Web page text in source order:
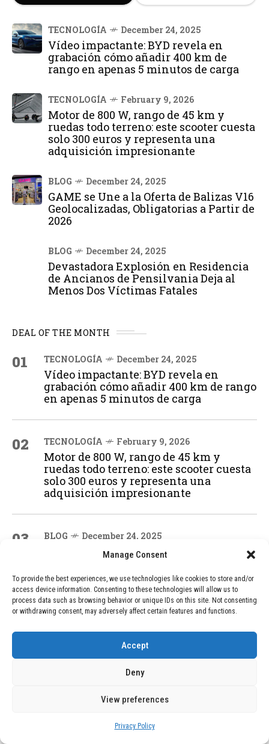
Manage Consent
To provide the best experiences, we use technologies like cookies to store and/or
access device information. Consenting to these technologies will allow us to
process data such as browsing behavior or unique IDs on this site. Not consenting
or withdrawing consent, may adversely affect certain features and functions.
Accept
Deny
View preferences
Privacy Policy
TECNOLOGÍA December 24, 2025
Vídeo impactante: BYD revela en
grabación cómo añadir 400 km de
rango en apenas 5 minutos de carga
TECNOLOGÍA February 9, 2026
Motor de 800 W, rango de 45 km y
ruedas todo terreno: este scooter cuesta
solo 300 euros y representa una
adquisición impresionante
BLOG December 24, 2025
GAME se Une a la Oferta de Balizas V16
Geolocalizadas, Obligatorias a Partir de
2026
BLOG December 24, 2025
Devastadora Explosión en Residencia
de Ancianos de Pensilvania Deja al
Menos Dos Víctimas Fatales
DEAL OF THE MONTH
01 TECNOLOGÍA December 24, 2025
Vídeo impactante: BYD revela en
grabación cómo añadir 400 km de rango
en apenas 5 minutos de carga
02 TECNOLOGÍA February 9, 2026
Motor de 800 W, rango de 45 km y
ruedas todo terreno: este scooter cuesta
solo 300 euros y representa una
adquisición impresionante
03 BLOG December 24, 2025
GAME se Une a la Oferta de Balizas V16
Geolocalizadas, Obligatorias a Partir de
2026
BLOG December 24, 2025
Devastadora Explosión en Residencia
de Ancianos de Pensilvania Deja al
Menos Dos Víctimas Fatales